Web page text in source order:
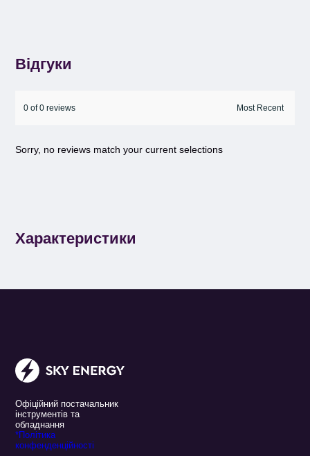
Відгуки
0 of 0 reviews
Sorry, no reviews match your current selections
Характеристики
Офіційний постачальник
інструментів та
обладнання
*Політика
конфенденційності